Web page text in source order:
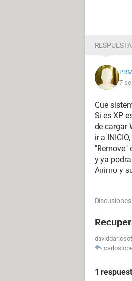
7
Que
Si es XP
de cargar
ir a
"Remove"
y ya
Animo y
1